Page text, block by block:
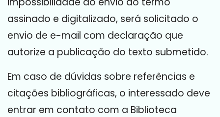
assinado e digitalizado, será solicitado o
envio de e-mail com declaração que
autorize a publicação do texto submetido.
Em caso de dúvidas sobre referências e
citações bibliográficas, o interessado deve
entrar em contato com a Biblioteca